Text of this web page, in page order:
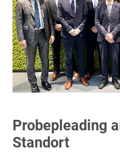
Probepleading
Standort